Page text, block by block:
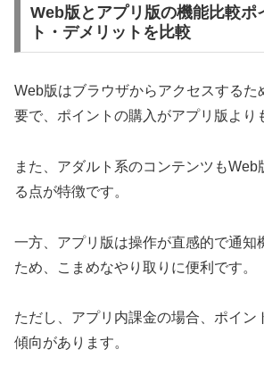
Web版とアプリ版の機能比較ポ
ト・デメリットを比較
Web版はブラウザからアクセスするた
要で、ポイントの購入がアプリ版より
また、アダルト系のコンテンツもWeb
る点が特徴です。
一方、アプリ版は操作が直感的で通知
ため、こまめなやり取りに便利です。
ただし、アプリ内課金の場合、ポイン
傾向があります。